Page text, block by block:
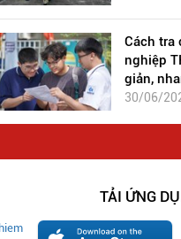
Cách tra
nghiệp
giản,
30/06/
TẢI ỨNG